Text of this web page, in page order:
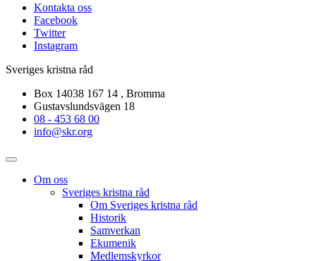
Kontakta oss
Facebook
Twitter
Instagram
Sveriges kristna råd
Box 14038 167 14 , Bromma
Gustavslundsvägen 18
08 - 453 68 00
info@skr.org
Om oss
Sveriges kristna råd
Om Sveriges kristna råd
Historik
Samverkan
Ekumenik
Medlemskyrkor